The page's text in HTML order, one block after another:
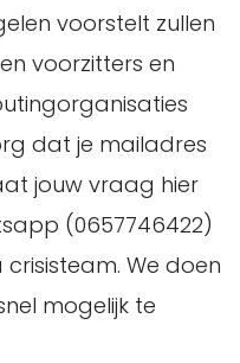
voorstelt zullen
voorzitters en
dat je mailadres
jouw vraag hier
(0657746422)
We doen
mogelijk te